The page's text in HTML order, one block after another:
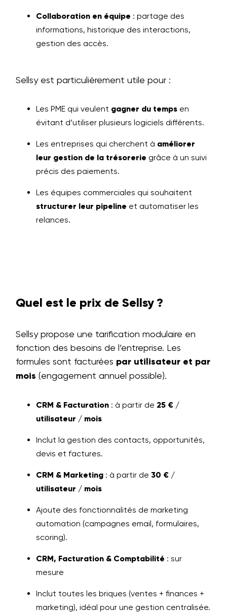
Collaboration en équipe : partage des
informations, historique des interactions,
gestion des accès.
Sellsy est particulièrement utile pour :
Les PME qui veulent gagner du temps en
évitant d’utiliser plusieurs logiciels différents.
Les entreprises qui cherchent à améliorer
leur gestion de la trésorerie grâce à un suivi
précis des paiements.
Les équipes commerciales qui souhaitent
structurer leur pipeline et automatiser les
relances.
Quel est le prix de Sellsy ?
Sellsy propose une tarification modulaire en
fonction des besoins de l’entreprise. Les
formules sont facturées par utilisateur et par
mois (engagement annuel possible).
CRM & Facturation : à partir de 25 € /
utilisateur / mois
Inclut la gestion des contacts, opportunités,
devis et factures.
CRM & Marketing : à partir de 30 € /
utilisateur / mois
Ajoute des fonctionnalités de marketing
automation (campagnes email, formulaires,
scoring).
CRM, Facturation & Comptabilité : sur
mesure
Inclut toutes les briques (ventes + finances +
marketing), idéal pour une gestion centralisée.